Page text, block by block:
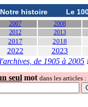
Notre histoire Le
2007
2008
2012 2013
2017 2018
2022 2023
de 1905 à 2005
seul mot dans les articles :